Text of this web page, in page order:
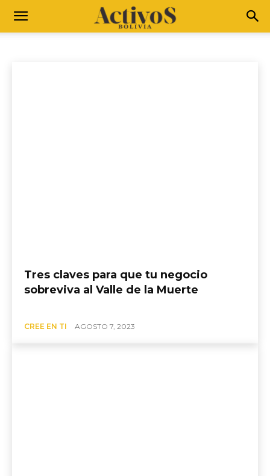
CREE EN TI
Tres claves para que tu negocio
sobreviva al Valle de la Muerte
CREE EN TI AGOSTO 7, 2023